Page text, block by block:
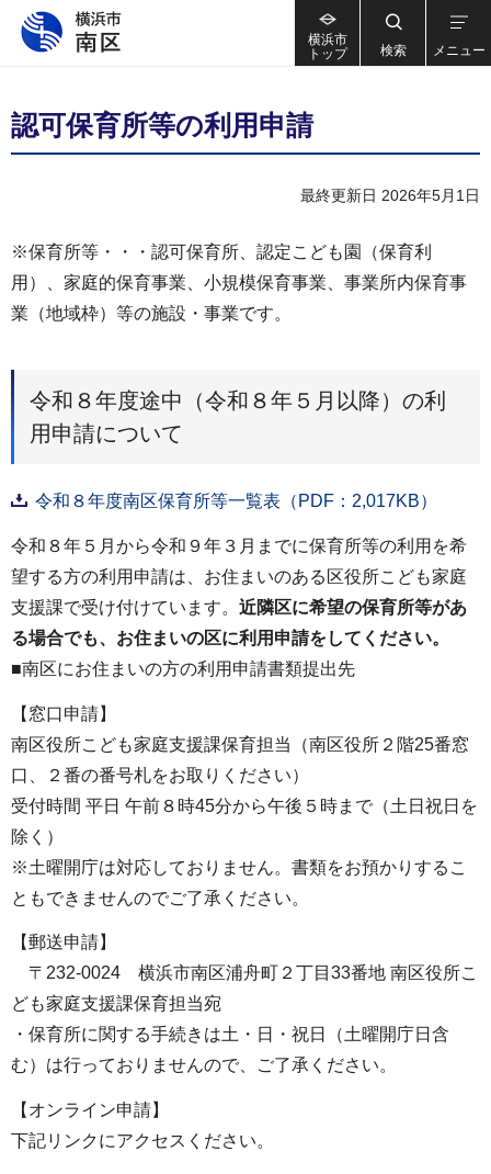
横浜市
トップ
検索 メニュー
認可保育所等の利用申請
最終更新日 2026年5月1日
※保育所等・・・認可保育所、認定こども園（保育利
用）、家庭的保育事業、小規模保育事業、事業所内保育事
業（地域枠）等の施設・事業です。
令和８年度途中（令和８年５月以降）の利
用申請について
令和８年度南区保育所等一覧表（PDF：2,017KB）
令和８年５月から令和９年３月までに保育所等の利用を希
望する方の利用申請は、お住まいのある区役所こども家庭
支援課で受け付けています。 近隣区に希望の保育所等があ
る場合でも、お住まいの区に利用申請をしてください。
■南区にお住まいの方の利用申請書類提出先
【窓口申請】
南区役所こども家庭支援課保育担当（南区役所２階25番窓
口、２番の番号札をお取りください）
受付時間 平日 午前８時45分から午後５時まで（土日祝日を
除く）
※土曜開庁は対応しておりません。書類をお預かりするこ
ともできませんのでご了承ください。
【郵送申請】
〒232-0024 横浜市南区浦舟町２丁目33番地 南区役所こ
ども家庭支援課保育担当宛
・保育所に関する手続きは土・日・祝日（土曜開庁日含
む）は行っておりませんので、ご了承ください。
【オンライン申請】
下記リンクにアクセスください。